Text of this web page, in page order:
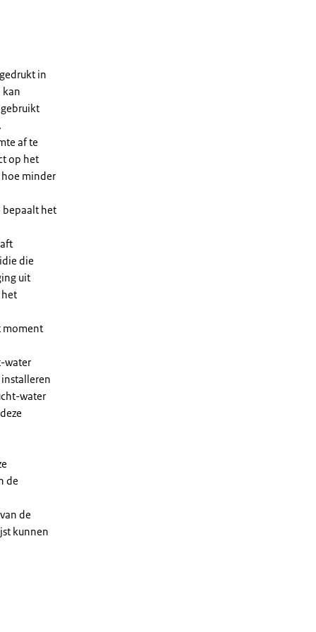
in
kan
af te
op het
hoe minder
bepaalt het
die
uit
moment
water
water
de
de
kunnen